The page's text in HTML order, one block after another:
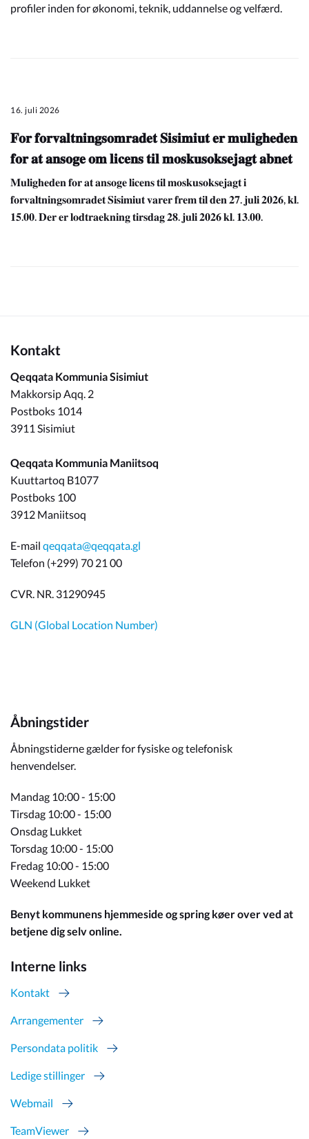
profiler inden for økonomi, teknik, uddannelse og velfærd.
16. juli 2026
𝐅𝐨𝐫 𝐟𝐨𝐫𝐯𝐚𝐥𝐭𝐧𝐢𝐧𝐠𝐬𝐨𝐦𝐫𝐚𝐝𝐞𝐭 𝐒𝐢𝐬𝐢𝐦𝐢𝐮𝐭 𝐞𝐫 𝐦𝐮𝐥𝐢𝐠𝐡𝐞𝐝𝐞𝐧
𝐟𝐨𝐫 𝐚𝐭 𝐚𝐧𝐬𝐨𝐠𝐞 𝐨𝐦 𝐥𝐢𝐜𝐞𝐧𝐬 𝐭𝐢𝐥 𝐦𝐨𝐬𝐤𝐮𝐬𝐨𝐤𝐬𝐞𝐣𝐚𝐠𝐭 𝐚𝐛𝐧𝐞𝐭
𝐌𝐮𝐥𝐢𝐠𝐡𝐞𝐝𝐞𝐧 𝐟𝐨𝐫 𝐚𝐭 𝐚𝐧𝐬𝐨𝐠𝐞 𝐥𝐢𝐜𝐞𝐧𝐬 𝐭𝐢𝐥 𝐦𝐨𝐬𝐤𝐮𝐬𝐨𝐤𝐬𝐞𝐣𝐚𝐠𝐭 𝐢
𝐟𝐨𝐫𝐯𝐚𝐥𝐭𝐧𝐢𝐧𝐠𝐬𝐨𝐦𝐫𝐚𝐝𝐞𝐭 𝐒𝐢𝐬𝐢𝐦𝐢𝐮𝐭 𝐯𝐚𝐫𝐞𝐫 𝐟𝐫𝐞𝐦 𝐭𝐢𝐥 𝐝𝐞𝐧 𝟐𝟕. 𝐣𝐮𝐥𝐢 𝟐𝟎𝟐𝟔, 𝐤𝐥.
𝟏𝟓.𝟎𝟎. 𝐃𝐞𝐫 𝐞𝐫 𝐥𝐨𝐝𝐭𝐫𝐚𝐞𝐤𝐧𝐢𝐧𝐠 𝐭𝐢𝐫𝐬𝐝𝐚𝐠 𝟐𝟖. 𝐣𝐮𝐥𝐢 𝟐𝟎𝟐𝟔 𝐤𝐥. 𝟏𝟑.𝟎𝟎.
Kontakt
Qeqqata Kommunia Sisimiut
Makkorsip Aqq. 2
Postboks 1014
3911 Sisimiut
Qeqqata Kommunia Maniitsoq
Kuuttartoq B1077
Postboks 100
3912 Maniitsoq
E-mail qeqqata@qeqqata.gl
Telefon (+299) 70 21 00
CVR. NR. 31290945
GLN (Global Location Number)
Åbningstider
Åbningstiderne gælder for fysiske og telefonisk
henvendelser.
Mandag 10:00 - 15:00
Tirsdag 10:00 - 15:00
Onsdag Lukket
Torsdag 10:00 - 15:00
Fredag 10:00 - 15:00
Weekend Lukket
Benyt kommunens hjemmeside og spring køer over ved at
betjene dig selv online.
Interne links
Kontakt
Arrangementer
Persondata politik
Ledige stillinger
Webmail
TeamViewer